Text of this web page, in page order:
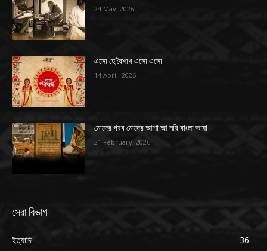
24 May, 2026
এসো হে বৈশাখ এসো এসো
14 April, 2026
মোদের গরব মোদের আশা আ মরি বাংলা ভাষা
21 February, 2026
সেরা বিভাগ
ইত্যাদি
36